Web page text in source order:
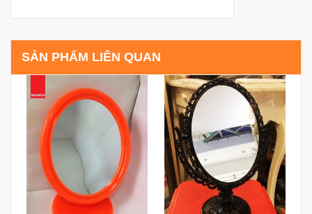
SẢN PHẨM LIÊN QUAN